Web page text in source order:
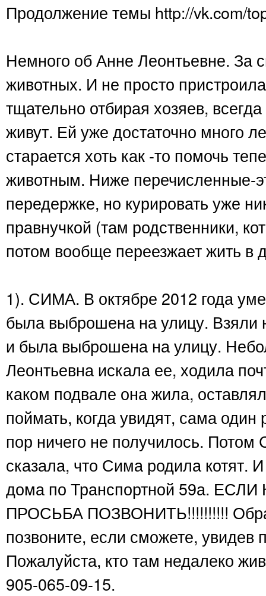
Продолжение темы http://vk.com/
Немного об Анне Леонтьевне. За
животных. И не просто
тщательно отбирая хозяев,
живут. Ей уже достаточно много
старается хоть как -то помочь
животным. Ниже перечисленные-
передержке, но курировать уже
правнучкой (там родственники,
потом вообще переезжает жить в
1). СИМА. В октябре 2012 года
была выброшена на улицу. Взяли
и была выброшена на улицу.
Леонтьевна искала ее, ходила
каком подвале она жила,
поймать, когда увидят, сама
пор ничего не получилось.
сказала, что Сима родила котят.
дома по Транспортной 59а.
ПРОСЬБА ПОЗВОНИТЬ!!!!!!!!!!
позвоните, если сможете,
Пожалуйста, кто там недалеко
905-065-09-15.